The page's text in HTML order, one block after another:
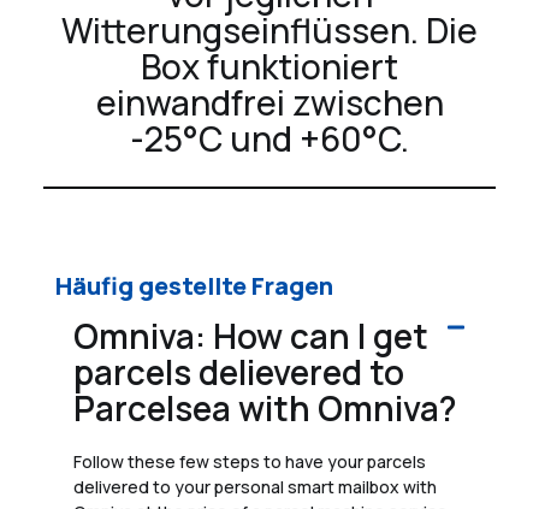
Witterungseinflüssen. Die
Box funktioniert
einwandfrei zwischen
-25°C und +60°C.
Häufig gestellte Fragen
Omniva: How can I get
parcels delievered to
Parcelsea with Omniva?
Follow these few steps to have your parcels
delivered to your personal smart mailbox with